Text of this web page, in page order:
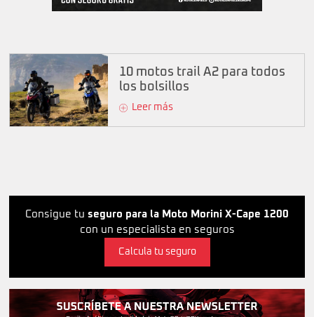
10 motos trail A2 para todos
los bolsillos
Leer más
Consigue tu seguro para la Moto Morini X-Cape 1200
con un especialista en seguros
Calcula tu seguro